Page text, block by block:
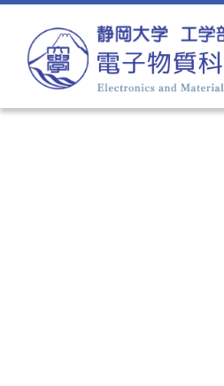
メインナビゲーション